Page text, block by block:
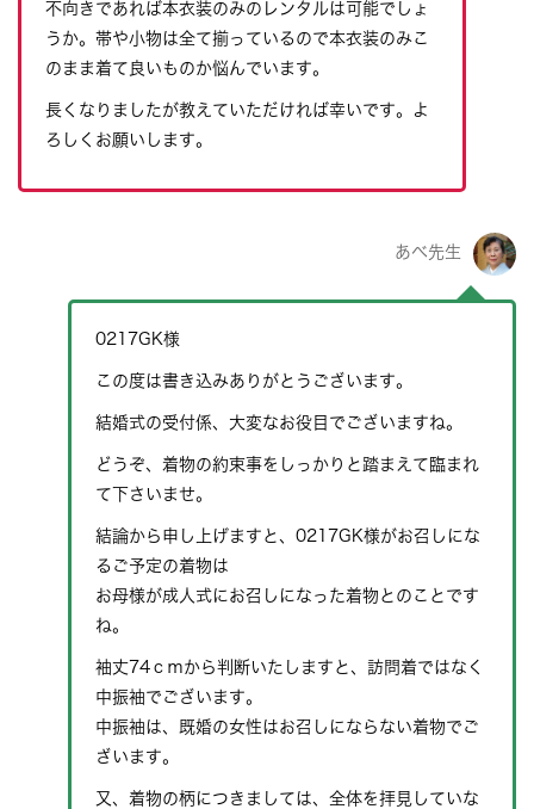
不向きであれば本衣装のみのレンタルは可能でしょ
うか。帯や小物は全て揃っているので本衣装のみこ
のまま着て良いものか悩んでいます。
長くなりましたが教えていただければ幸いです。よ
ろしくお願いします。
あべ先生
0217GK様
この度は書き込みありがとうございます。
結婚式の受付係、大変なお役目でございますね。
どうぞ、着物の約束事をしっかりと踏まえて臨まれ
て下さいませ。
結論から申し上げますと、0217GK様がお召しにな
るご予定の着物は
お母様が成人式にお召しになった着物とのことです
ね。
袖丈74ｃｍから判断いたしますと、訪問着ではなく
中振袖でございます。
中振袖は、既婚の女性はお召しにならない着物でご
ざいます。
又、着物の柄につきましては、全体を拝見していな